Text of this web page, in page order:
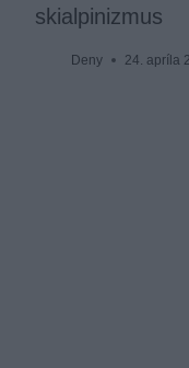
skialpinizmus
Deny 24. apríla